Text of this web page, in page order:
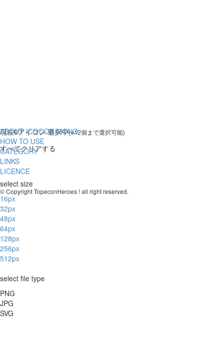
現在0アイコン 選択中(※12個まで選択可能)
すべてクリアする
select size
16px
32px
48px
64px
128px
256px
512px
select file type
PNG
JPG
SVG
ABOUT ICOOON MONO
HOW TO USE
CATEGORY
LINKS
LICENCE
© Copyright TopeconHeroes ! all right reserved.